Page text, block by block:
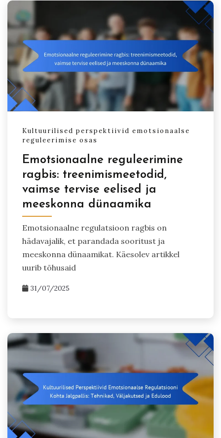
Kultuurilised perspektiivid emotsionaalse
reguleerimise osas
Emotsionaalne reguleerimine
ragbis: treenimismeetodid,
vaimse tervise eelised ja
meeskonna dünaamika
Emotsionaalne regulatsioon ragbis on
hädavajalik, et parandada sooritust ja
meeskonna dünaamikat. Käesolev artikkel
uurib tõhusaid
31/07/2025